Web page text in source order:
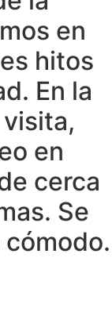
en
hitos
En la
en
cerca
Se